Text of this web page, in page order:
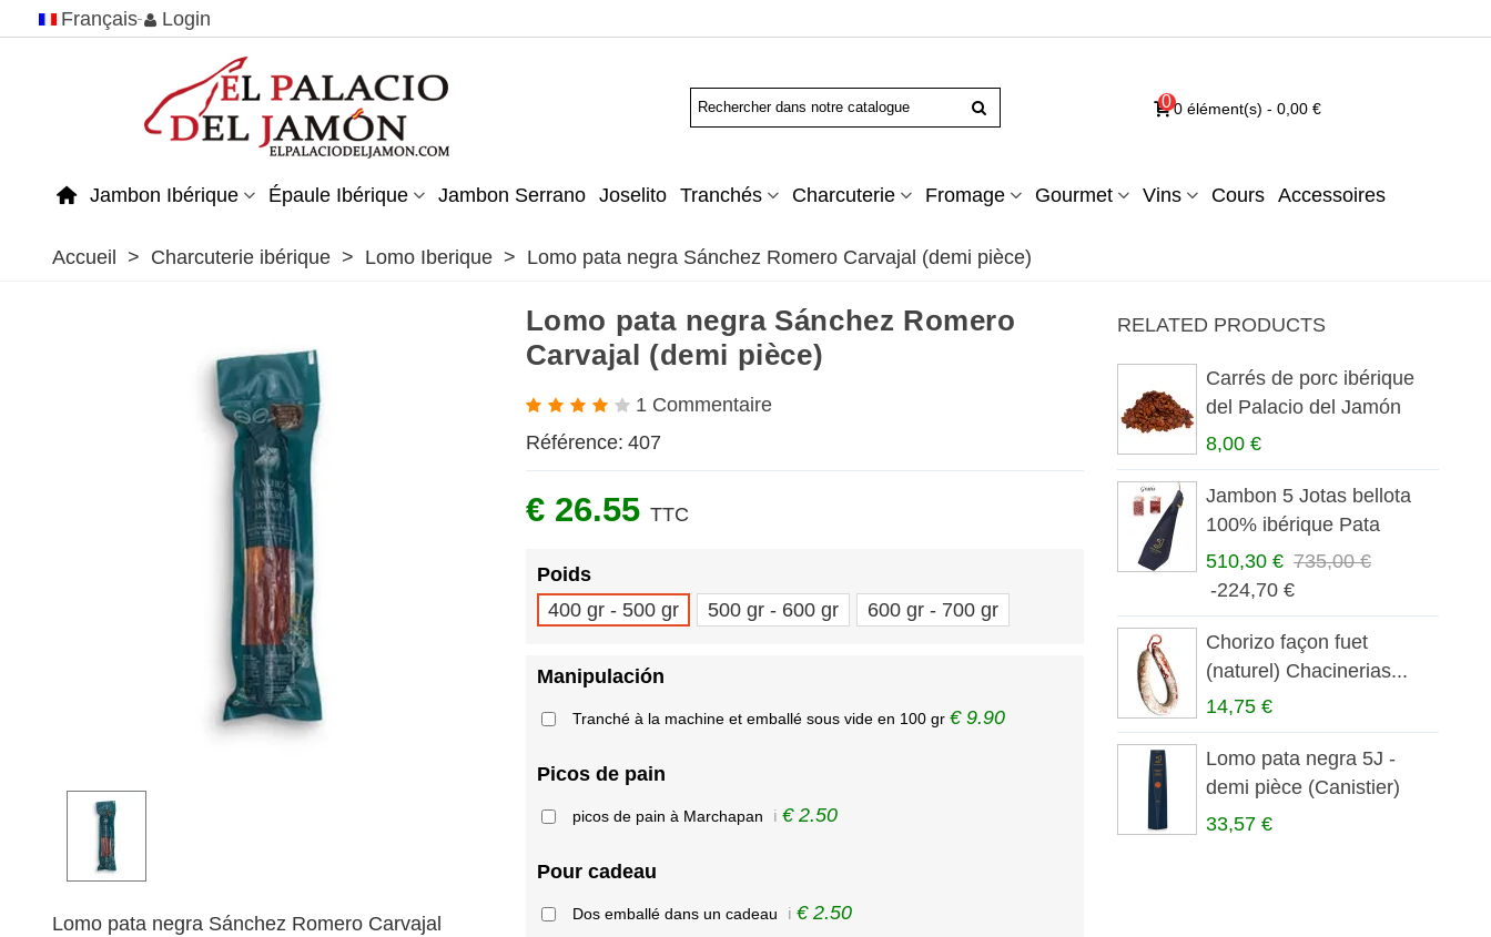
Français Login
00 élément(s) - 0,00 €
Jambon Ibérique Épaule Ibérique Jambon Serrano Joselito Tranchés Charcuterie Fromage Gourmet Vins Cours Accessoires
Accueil > Charcuterie ibérique > Lomo Iberique > Lomo pata negra Sánchez Romero Carvajal (demi pièce)
Lomo pata negra Sánchez Romero Carvajal
Lomo pata negra Sánchez Romero
Carvajal (demi pièce)
1 Commentaire
Référence: 407
€ 26.55 TTC
Poids
400 gr - 500 gr
500 gr - 600 gr 600 gr - 700 gr
Manipulación
Tranché à la machine et emballé sous vide en 100 gr € 9.90
Picos de pain
picos de pain à Marchapan ℹ️ € 2.50
Pour cadeau
Dos emballé dans un cadeau ℹ️ € 2.50
RELATED PRODUCTS
Carrés de porc ibérique
del Palacio del Jamón
8,00 €
Jambon 5 Jotas bellota
100% ibérique Pata
Negra
510,30 € 735,00 €
-224,70 €
Chorizo façon fuet
(naturel) Chacinerias...
14,75 €
Lomo pata negra 5J -
demi pièce (Canistier)
33,57 €